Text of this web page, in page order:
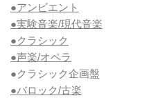
●アンビエント
●実験音楽/現代音楽
●クラシック
●声楽/オペラ
●クラシック企画盤
●バロック/古楽